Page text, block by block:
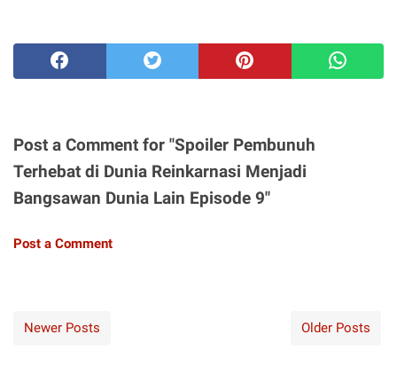
Post a Comment for "Spoiler Pembunuh
Terhebat di Dunia Reinkarnasi Menjadi
Bangsawan Dunia Lain Episode 9"
Post a Comment
Newer Posts Older Posts